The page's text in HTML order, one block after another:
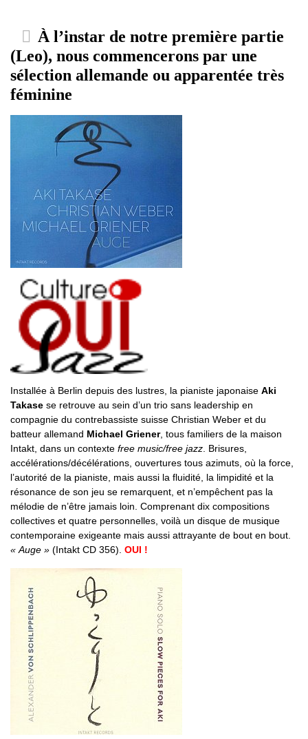
À l’instar de notre première partie
(Leo), nous commencerons par une
sélection allemande ou apparentée très
féminine
Installée à Berlin depuis des lustres, la pianiste japonaise Aki
Takase se retrouve au sein d’un trio sans leadership en
compagnie du contrebassiste suisse Christian Weber et du
batteur allemand Michael Griener, tous familiers de la maison
Intakt, dans un contexte free music/free jazz . Brisures,
accélérations/décélérations, ouvertures tous azimuts, où la force,
l’autorité de la pianiste, mais aussi la fluidité, la limpidité et la
résonance de son jeu se remarquent, et n’empêchent pas la
mélodie de n’être jamais loin. Comprenant dix compositions
collectives et quatre personnelles, voilà un disque de musique
contemporaine exigeante mais aussi attrayante de bout en bout.
« Auge » (Intakt CD 356). OUI !